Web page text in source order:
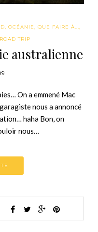
,OCÉANIE,QUE FAIRE À...,
ROAD TRIP
australienne
On a emmené Mac
nous a annoncé
haha Bon, on
nous…